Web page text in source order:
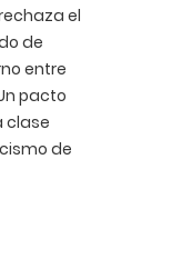
rechaza el
de
entre
pacto
clase
de